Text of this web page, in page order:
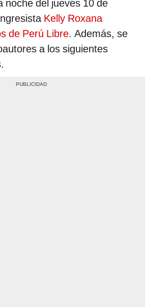
noche del jueves 10 de
Kelly Roxana
de Perú Libre. Además, se
a los siguientes